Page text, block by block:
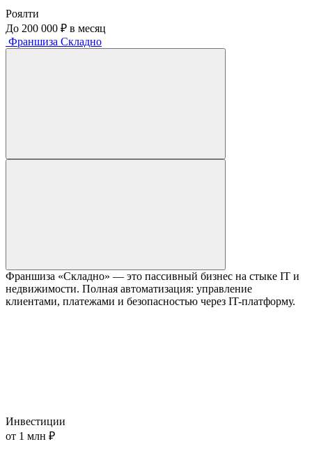
Роялти
До 200 000 ₽ в месяц
Франшиза Складно
Франшиза «Складно» — это пассивный бизнес на стыке IT и
недвижимости. Полная автоматизация: управление
клиентами, платежами и безопасностью через IT-платформу.
Инвестиции
от 1 млн ₽